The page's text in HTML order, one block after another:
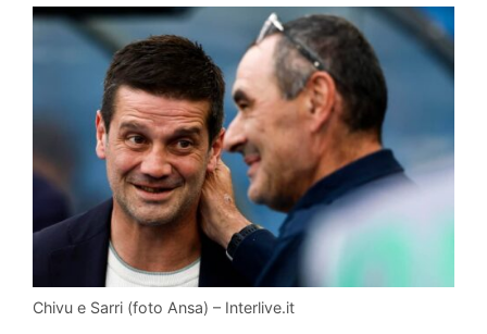
Chivu e Sarri (foto Ansa) – Interlive.it